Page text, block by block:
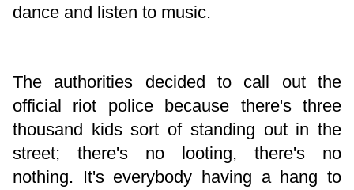
dance and listen to music.
The authorities decided to call out the
official riot police because there's three
thousand kids sort of standing out in the
street; there's no looting, there's no
nothing. It's everybody having a hang to